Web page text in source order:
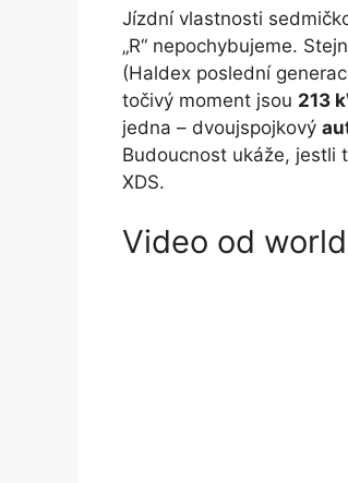
Jízdní vlastnosti
„R“ nepochybujeme.
(Haldex poslední
točivý moment jsou 213
jedna – dvoujspojkový
Budoucnost ukáže, jestli
XDS.
Video od